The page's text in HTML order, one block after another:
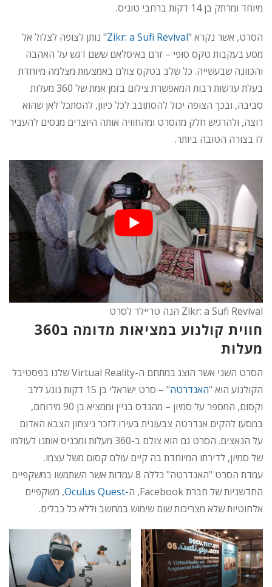
מיוחד ומרתק בן 14 דקות ברחבי טוניס.
הסרט, אשר נקרא "Zikr: a Sufi Revival" נותן לצופה לצלול אל
מסע בעקבות טקס סוּפי – זרם באיסלאם ששם דגש על האהבה
והכוונה שבעשייה. כל שלב בטקס צולם באמצעות מצלמה מיוחדת
בעלת עדשות רבות המאפשרת צילום בזמן אמת של 360 מעלות
סביבה, ובכך הצופה יכול להסתובב לכל כיוון, להסתכל לאן שהוא
רוצה, ולהרגיש חלק מהסרט ומהחוויה אותה היוצרים מנסים להעביר
לו בצורה הטובה ביותר.
Zikr: a Sufi Revival הנה טריילר לסרט
חווית קולנוע במציאות מדומה ב360
מעלות
הסרט השני אשר הוצג במתחם ה-Virtual Reality שלנו בפסטיבל
הקולנוע הוא "האנדרטה
" – סרט ישראלי בן 15 דקות נוגע ללב
וקסום, המספר על סמיון – מהנדס בניין וממציא בן 90 מירוחם,
במסעו להקים אנדרטה צבעונית בעירו לזכר ניצחון הצבא האדום
על הנאצים. הסרט גם הוא צולם ב-360 מעלות ומכניס אותנו לעולמו
של סמיון, לדירתו המיוחדת בה קיים עולם קסום משל עצמו.
עמדת הסרט "האנדרטה" כללה 8 עמדות אשר השתמשו במשקפיים
החדשניות של חברת Facebook, ה
-Oculus Quest
, משקפיים
אלחוטיות שלא מצריכות שום שימוש במחשב וללא כל כבלים.